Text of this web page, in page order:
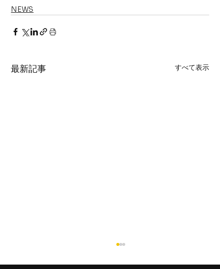
NEWS
最新記事 すべて表示